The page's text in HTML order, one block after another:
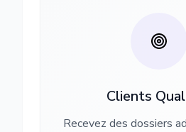
Clients
Recevez des dossiers